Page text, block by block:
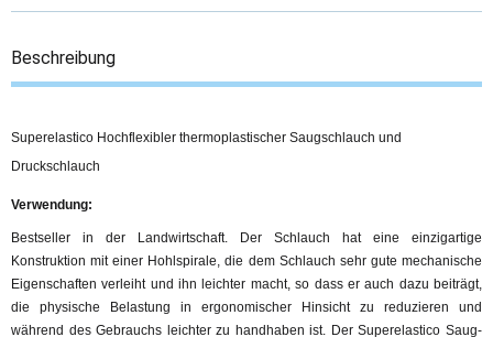
Beschreibung
Superelastico Hochflexibler thermoplastischer Saugschlauch und
Druckschlauch
Verwendung:
Bestseller in der Landwirtschaft. Der Schlauch hat eine einzigartige
Konstruktion mit einer Hohlspirale, die dem Schlauch sehr gute mechanische
Eigenschaften verleiht und ihn leichter macht, so dass er auch dazu beiträgt,
die physische Belastung in ergonomischer Hinsicht zu reduzieren und
während des Gebrauchs leichter zu handhaben ist. Der Superelastico Saug-